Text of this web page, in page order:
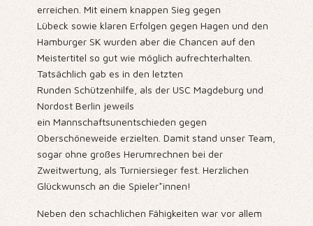
erreichen. Mit einem knappen Sieg gegen
Lübeck sowie klaren Erfolgen gegen Hagen und den
Hamburger SK wurden aber die Chancen auf den
Meistertitel so gut wie möglich aufrechterhalten.
Tatsächlich gab es in den letzten
Runden Schützenhilfe, als der USC Magdeburg und
Nordost Berlin jeweils
ein Mannschaftsunentschieden gegen
Oberschöneweide erzielten. Damit stand unser Team,
sogar ohne großes Herumrechnen bei der
Zweitwertung, als Turniersieger fest. Herzlichen
Glückwunsch an die Spieler*innen!
Neben den schachlichen Fähigkeiten war vor allem